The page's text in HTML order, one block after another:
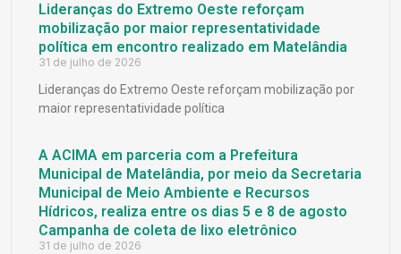
Lideranças do Extremo Oeste reforçam
mobilização por maior representatividade
política em encontro realizado em Matelândia
31 de julho de 2026
Lideranças do Extremo Oeste reforçam mobilização por
maior representatividade política
A ACIMA em parceria com a Prefeitura
Municipal de Matelândia, por meio da Secretaria
Municipal de Meio Ambiente e Recursos
Hídricos, realiza entre os dias 5 e 8 de agosto
Campanha de coleta de lixo eletrônico
31 de julho de 2026